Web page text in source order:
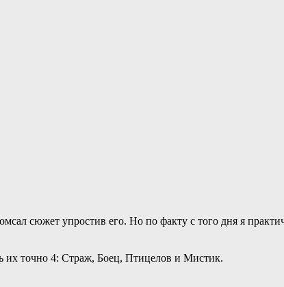
сюжет упростив его. Но по факту с того дня я
их точно 4: Страж, Боец, Птицелов и Мистик.